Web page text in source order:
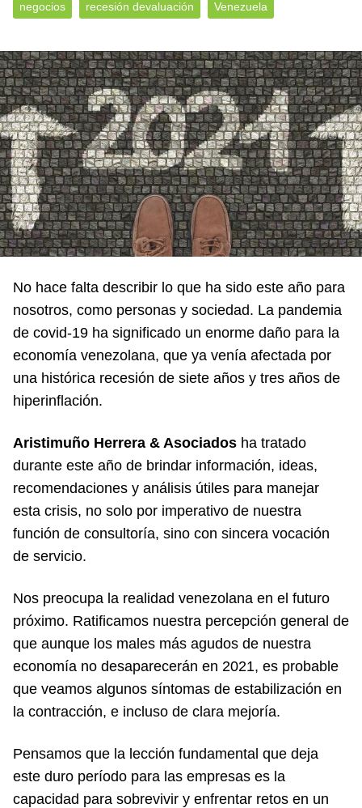
negocios recesión devaluación Venezuela
No hace falta describir lo que ha sido este año para
nosotros, como personas y sociedad. La pandemia
de covid-19 ha significado un enorme daño para la
economía venezolana, que ya venía afectada por
una histórica recesión de siete años y tres años de
hiperinflación.
Aristimuño Herrera & Asociados ha tratado
durante este año de brindar información, ideas,
recomendaciones y análisis útiles para manejar
esta crisis, no solo por imperativo de nuestra
función de consultoría, sino con sincera vocación
de servicio.
Nos preocupa la realidad venezolana en el futuro
próximo. Ratificamos nuestra percepción general de
que aunque los males más agudos de nuestra
economía no desaparecerán en 2021, es probable
que veamos algunos síntomas de estabilización en
la contracción, e incluso de clara mejoría.
Pensamos que la lección fundamental que deja
este duro período para las empresas es la
capacidad para sobrevivir y enfrentar retos en un